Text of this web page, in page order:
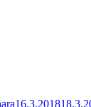
16.3.2018